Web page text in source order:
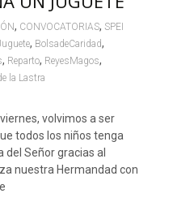
, CONVOCATORIAS, SPEI
, BolsadeCaridad,
, Reparto, ReyesMagos,
la Lastra
volvimos a ser
todos los niños tenga
del Señor gracias al
nuestra Hermandad con